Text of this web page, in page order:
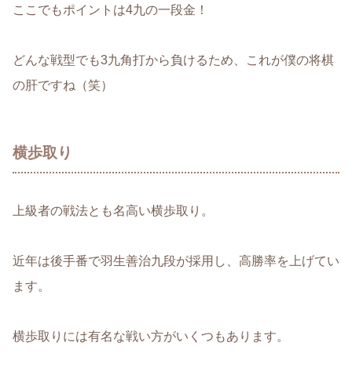
ここでもポイントは4九の一段金！
どんな戦型でも3九角打から負けるため、これが僕の将棋
の肝ですね（笑）
横歩取り
上級者の戦法とも名高い横歩取り。
近年は後手番で羽生善治九段が採用し、高勝率を上げてい
ます。
横歩取りには有名な戦い方がいくつもあります。